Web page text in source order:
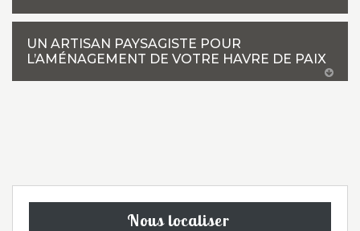
UN ARTISAN PAYSAGISTE POUR
L’AMÉNAGEMENT DE VOTRE HAVRE DE PAIX
Nous localiser